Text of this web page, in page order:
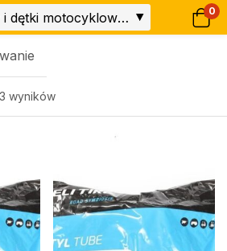
0
wyników